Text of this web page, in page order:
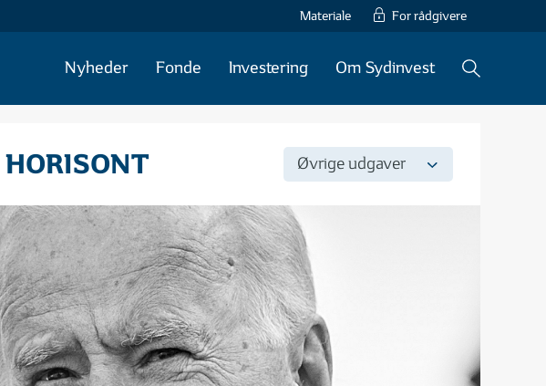
Materiale For rådgivere
Nyheder Fonde Investering Om Sydinvest
HORISONT Øvrige udgaver